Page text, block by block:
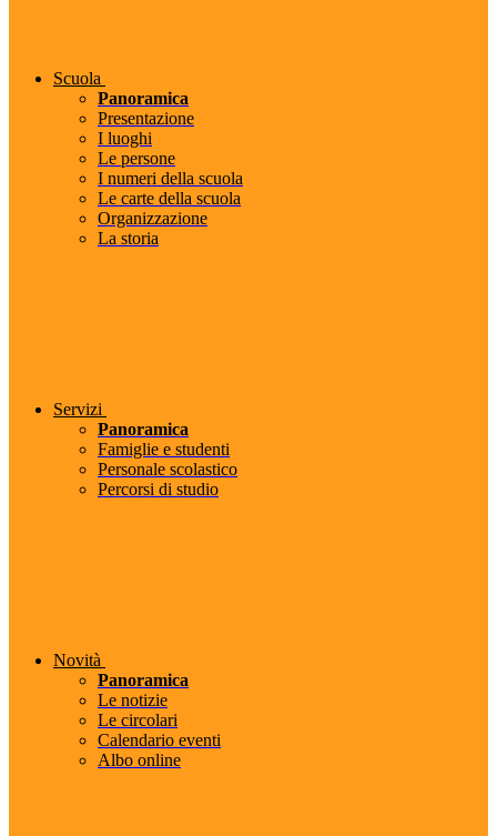
Scuola
Panoramica
Presentazione
I luoghi
Le persone
I numeri della scuola
Le carte della scuola
Organizzazione
La storia
Servizi
Panoramica
Famiglie e studenti
Personale scolastico
Percorsi di studio
Novità
Panoramica
Le notizie
Le circolari
Calendario eventi
Albo online